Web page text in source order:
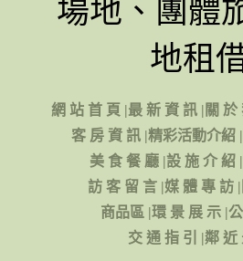
場地、團體
地租
網 站 首 頁 |最 新 資 訊 | 關 於
客 房 資 訊 |精彩活動介紹 |
美 食 餐 廳 |設 施 介 紹 |
訪 客 留 言 |媒 體 專 訪 |
商品區 |環 景 展 示 |
交 通 指 引
|鄰 近